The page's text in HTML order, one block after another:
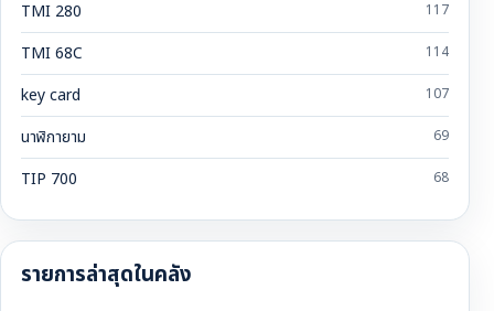
TMI 280 117
TMI 68C 114
key card 107
นาฬิกายาม 69
TIP 700 68
รายการล่าสุดในคลัง